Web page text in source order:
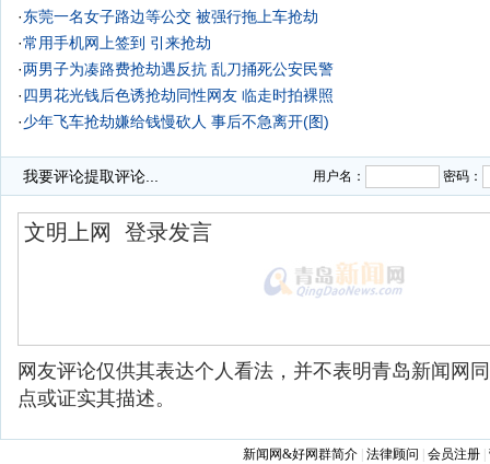
·东莞一名女子路边等公交 被强行拖上车抢劫
·常用手机网上签到 引来抢劫
·两男子为凑路费抢劫遇反抗 乱刀捅死公安民警
·四男花光钱后色诱抢劫同性网友 临走时拍裸照
·少年飞车抢劫嫌给钱慢砍人 事后不急离开(图)
我要评论提取评论... 用户名： 密码：
网友评论仅供其表达个人看法，并不表明青岛新闻网
点或证实其描述。